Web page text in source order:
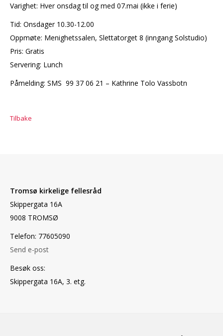
Varighet: Hver onsdag til og med 07.mai (ikke i ferie)
Tid: Onsdager 10.30-12.00
Oppmøte: Menighetssalen, Slettatorget 8 (inngang Solstudio)
Pris: Gratis
Servering: Lunch
Påmelding: SMS 99 37 06 21 – Kathrine Tolo Vassbotn
Tilbake
Tromsø kirkelige fellesråd
Skippergata 16A
9008 TROMSØ
Telefon: 77605090
Send e-post
Besøk oss:
Skippergata 16A, 3. etg.